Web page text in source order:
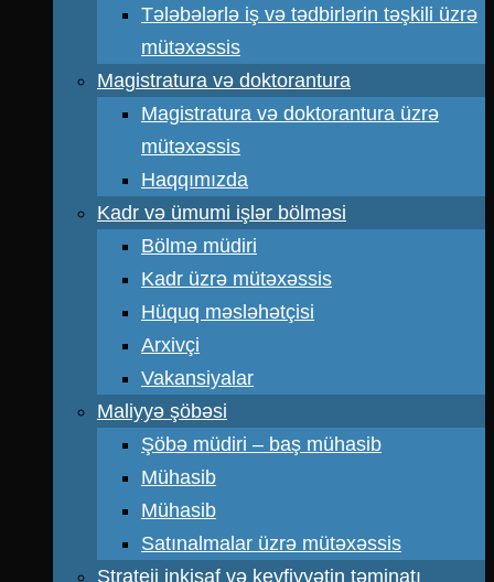
Tələbələrlə iş və tədbirlərin təşkili üzrə
mütəxəssis
Magistratura və doktorantura
Magistratura və doktorantura üzrə
mütəxəssis
Haqqımızda
Kadr və ümumi işlər bölməsi
Bölmə müdiri
Kadr üzrə mütəxəssis
Hüquq məsləhətçisi
Arxivçi
Vakansiyalar
Maliyyə şöbəsi
Şöbə müdiri – baş mühasib
Mühasib
Mühasib
Satınalmalar üzrə mütəxəssis
Strateji inkişaf və keyfiyyətin təminatı